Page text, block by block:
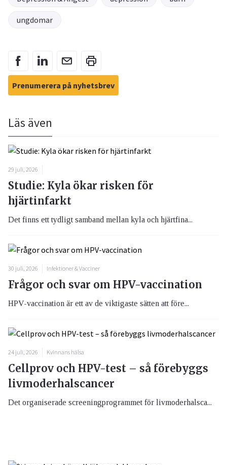
ungdomar
Prenumerera på nyhetsbrev
Läs även
29 juli, 2026
Studie: Kyla ökar risken för
hjärtinfarkt
Det finns ett tydligt samband mellan kyla och hjärtfina...
30 juli, 2026 Infektioner & Vacciner
Frågor och svar om HPV-vaccination
HPV-vaccination är ett av de viktigaste sätten att före...
24 juli, 2026 Kvinnans hälsa
Cellprov och HPV-test – så förebyggs
livmoderhalscancer
Det organiserade screeningprogrammet för livmoderhalsca...